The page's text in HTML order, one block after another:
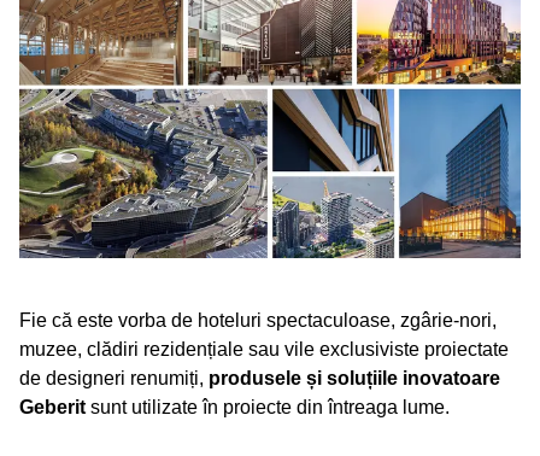
Fie că este vorba de hoteluri spectaculoase, zgârie-nori,
muzee, clădiri rezidențiale sau vile exclusiviste proiectate
de designeri renumiți, produsele și soluțiile inovatoare
Geberit sunt utilizate în proiecte din întreaga lume.